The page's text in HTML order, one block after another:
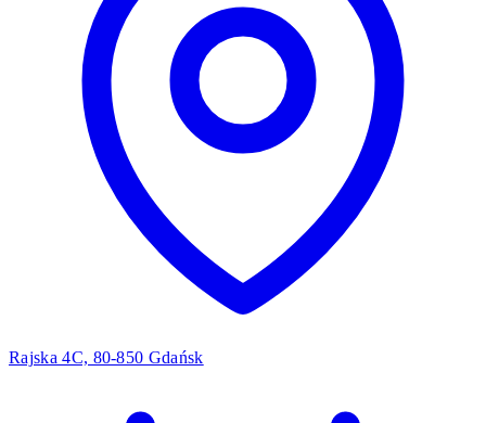
Rajska 4C, 80-850 Gdańsk